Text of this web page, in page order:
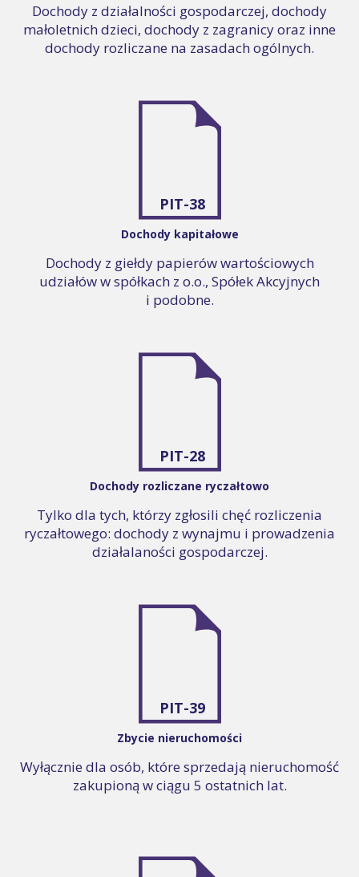
Dochody z działalności gospodarczej, dochody
małoletnich dzieci, dochody z zagranicy oraz inne
dochody rozliczane na zasadach ogólnych.
PIT-38
Dochody kapitałowe
Dochody z giełdy papierów wartościowych
udziałów w spółkach z o.o., Spółek Akcyjnych
i podobne.
PIT-28
Dochody rozliczane ryczałtowo
Tylko dla tych, którzy zgłosili chęć rozliczenia
ryczałtowego: dochody z wynajmu i prowadzenia
działalaności gospodarczej.
PIT-39
Zbycie nieruchomości
Wyłącznie dla osób, które sprzedają nieruchomość
zakupioną w ciągu 5 ostatnich lat.